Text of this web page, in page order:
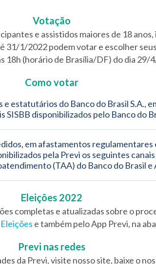
Votação
e assistidos maiores de 18
31/1/2022 podem votar e escolher
18h (horário de Brasília/DF) do dia 29/
Como votar
estatutários do Banco do Brasil S.A.,
SISBB disponibilizados pelo Banco do
em afastamentos regulamentares
pela Previ os seguintes
(TAA) do Banco do Brasil e
Eleições 2022
completas e atualizadas sobre o
e também pelo App Previ, na
Previ nas redes
da Previ, visite nosso site, baixe o